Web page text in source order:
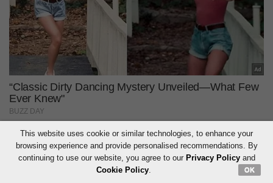
This website uses cookie or similar technologies, to enhance your
browsing experience and provide personalised recommendations. By
continuing to use our website, you agree to our Privacy Policyand
Cookie Policy. OK